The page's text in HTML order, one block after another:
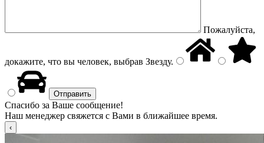
Пожалуйста,
докажите, что вы человек, выбрав Звезду.
Спасибо за Ваше сообщение!
Наш менеджер свяжется с Вами в ближайшее время.